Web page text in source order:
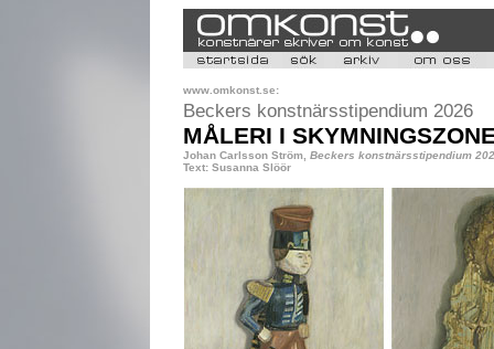
www.omkonst.se:
Beckers konstnärsstipendium 2026
MÅLERI I
Johan Carlsson Ström, Beckers konstnärsstipendium
Text: Susanna Slöör